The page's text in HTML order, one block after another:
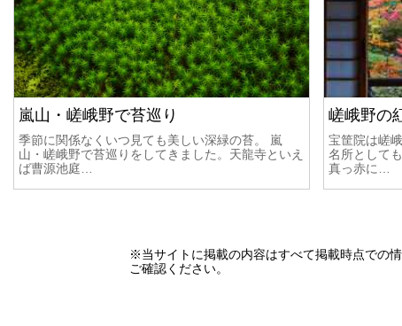
嵐山・嵯峨野で苔巡り
季節に関係なくいつ見ても美しい深緑の苔。 嵐
山・嵯峨野で苔巡りをしてきました。天龍寺といえ
ば曹源池庭…
嵯峨野の
宝筐院は嵯
名所として
真っ赤に…
※当サイトに掲載の内容はすべて掲載時点での
ご確認ください。